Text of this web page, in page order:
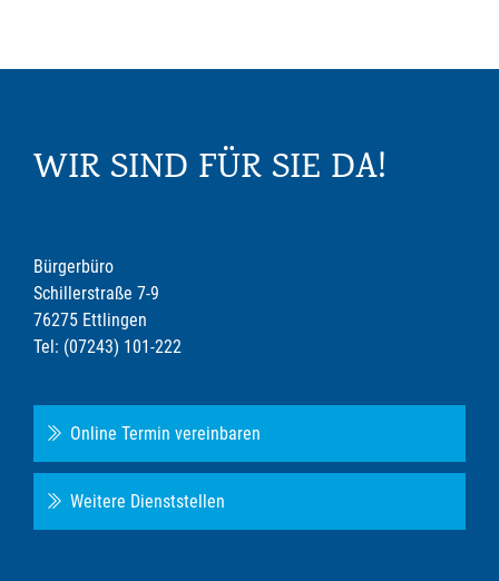
WIR SIND FÜR SIE DA!
Bürgerbüro
Schillerstraße 7-9
76275 Ettlingen
Tel: (07243) 101-222
Online Termin vereinbaren
Weitere Dienststellen